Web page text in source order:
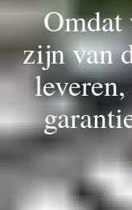
zijn van